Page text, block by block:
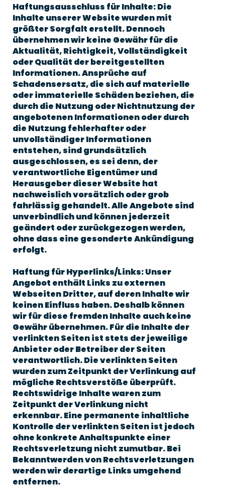
Haftungsausschluss für Inhalte: Die
Inhalte unserer Website wurden mit
größter Sorgfalt erstellt. Dennoch
übernehmen wir keine Gewähr für die
Aktualität, Richtigkeit, Vollständigkeit
oder Qualität der bereitgestellten
Informationen. Ansprüche auf
Schadensersatz, die sich auf materielle
oder immaterielle Schäden beziehen, die
durch die Nutzung oder Nichtnutzung der
angebotenen Informationen oder durch
die Nutzung fehlerhafter oder
unvollständiger Informationen
entstehen, sind grundsätzlich
ausgeschlossen, es sei denn, der
verantwortliche Eigentümer und
Herausgeber dieser Website hat
nachweislich vorsätzlich oder grob
fahrlässig gehandelt. Alle Angebote sind
unverbindlich und können jederzeit
geändert oder zurückgezogen werden,
ohne dass eine gesonderte Ankündigung
erfolgt.
Haftung für Hyperlinks/Links: Unser
Angebot enthält Links zu externen
Webseiten Dritter, auf deren Inhalte wir
keinen Einfluss haben. Deshalb können
wir für diese fremden Inhalte auch keine
Gewähr übernehmen. Für die Inhalte der
verlinkten Seiten ist stets der jeweilige
Anbieter oder Betreiber der Seiten
verantwortlich. Die verlinkten Seiten
wurden zum Zeitpunkt der Verlinkung auf
mögliche Rechtsverstöße überprüft.
Rechtswidrige Inhalte waren zum
Zeitpunkt der Verlinkung nicht
erkennbar. Eine permanente inhaltliche
Kontrolle der verlinkten Seiten ist jedoch
ohne konkrete Anhaltspunkte einer
Rechtsverletzung nicht zumutbar. Bei
Bekanntwerden von Rechtsverletzungen
werden wir derartige Links umgehend
entfernen.